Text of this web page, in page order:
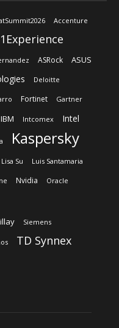
Accenture
ASRock ASUS
Deloitte
Fortinet Gartner
IBM Intcomex Intel
Kaspersky
Lisa Su Luis Santamaria
Nvidia Oracle
Siemens
TD Synnex